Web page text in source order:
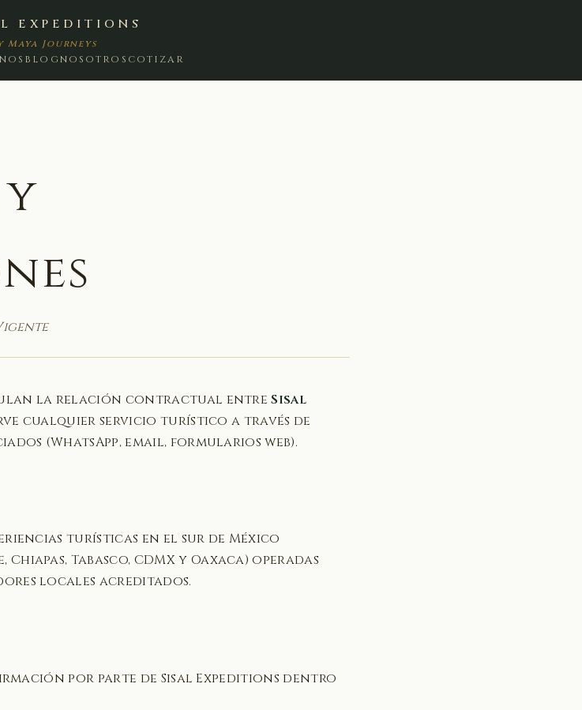
EXPEDITIONS
Maya Journeys
BLOGNOSOTROS COTIZAR
la relación contractual entreSisal
cualquier servicio turístico a través de
(WhatsApp, email, formularios web).
turísticas en el sur de México
Tabasco, CDMX y Oaxaca) operadas
locales acreditados.
por parte de Sisal Expeditions dentro